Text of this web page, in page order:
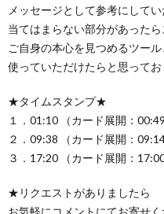
メッセージとして参考にして
当てはまらない部分があったら
ご自身の本心を見つめるツール
使っていただけたらと思ってお
★タイムスタンプ★
１．01:10 （カード展開：00:49
２．09:38 （カード展開：09:14
３．17:20 （カード展開：17:00
★リクエストがありましたら
お気軽にコメントにてお寄せ